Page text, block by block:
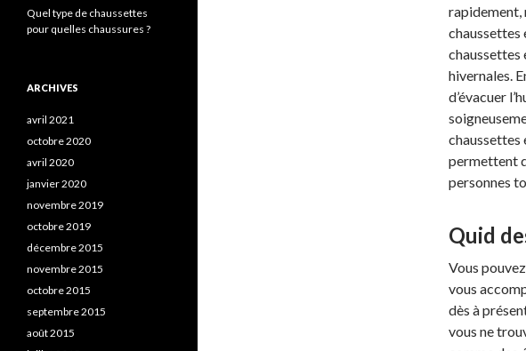
rapidement,
chaussettes
chaussettes
hivernales.
d’évacuer
chaussettes
permettent
personnes
Quid
Vous
vous
dès à
vous ne
Quel type de chaussettes
pour quelles chaussures ?
ARCHIVES
avril 2021
octobre 2020
avril 2020
janvier 2020
novembre 2019
octobre 2019
décembre 2015
novembre 2015
octobre 2015
septembre 2015
août 2015